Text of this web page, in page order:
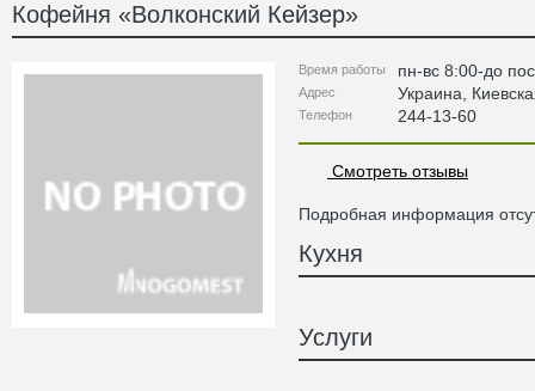
Кофейня «Волконский Кейзер»
Время работы пн-вс 8:00-до
Адрес Украина
Телефон 244-13-60
Смотреть отзывы
Подробная информация
Кухня
Услуги